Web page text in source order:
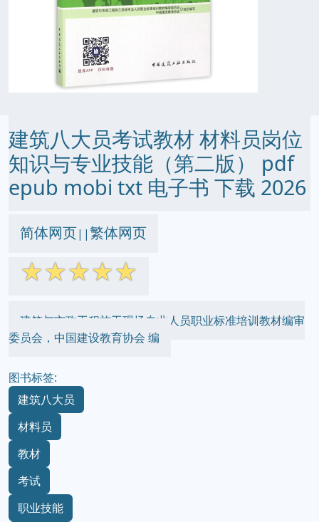
建筑八大员考试教材 材料员岗位
知识与专业技能（第二版） pdf
epub mobi txt 电子书 下载 2026
简体网页||繁体网页
☆☆☆☆☆
建筑与市政工程施工现场专业人员职业标准培训教材编审
委员会，中国建设教育协会 编
图书标签:
建筑八大员
材料员
教材
考试
职业技能